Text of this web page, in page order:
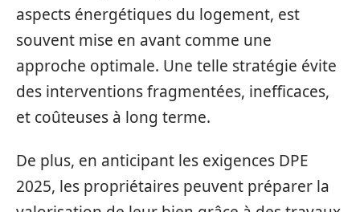
aspects énergétiques du logement, est
souvent mise en avant comme une
approche optimale. Une telle stratégie évite
des interventions fragmentées, inefficaces,
et coûteuses à long terme.
De plus, en anticipant les exigences DPE
2025, les propriétaires peuvent préparer la